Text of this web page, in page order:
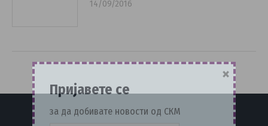
14/09/2016
Пријавете се
за да добивате новости од СКМ
×